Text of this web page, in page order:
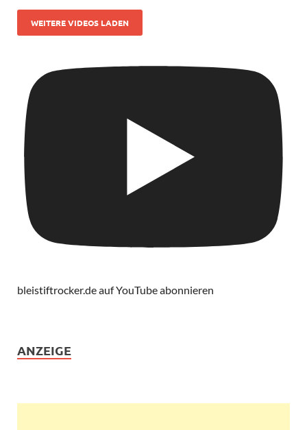
WEITERE VIDEOS LADEN
bleistiftrocker.de auf YouTube abonnieren
ANZEIGE